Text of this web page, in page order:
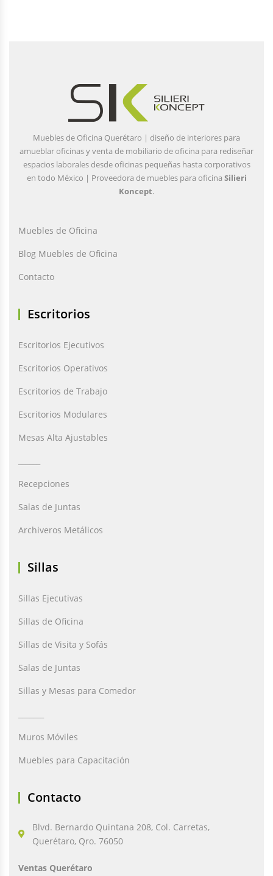
Muebles de Oficina Querétaro | diseño de interiores para
amueblar oficinas y venta de mobiliario de oficina para rediseñar
espacios laborales desde oficinas pequeñas hasta corporativos
en todo México | Proveedora de muebles para oficina Silieri
Koncept.
Muebles de Oficina
Blog Muebles de Oficina
Contacto
Escritorios
Escritorios Ejecutivos
Escritorios Operativos
Escritorios de Trabajo
Escritorios Modulares
Mesas Alta Ajustables
Recepciones
Salas de Juntas
Archiveros Metálicos
Sillas
Sillas Ejecutivas
Sillas de Oficina
Sillas de Visita y Sofás
Salas de Juntas
Sillas y Mesas para Comedor
Muros Móviles
Muebles para Capacitación
Contacto
Blvd. Bernardo Quintana 208, Col. Carretas,
Querétaro, Qro. 76050
Ventas Querétaro